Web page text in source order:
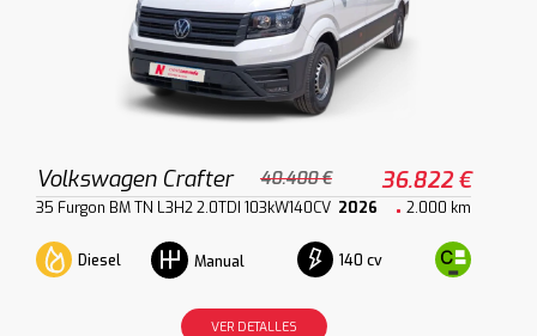
Volkswagen Crafter 40.400 € 36.822 €
35 Furgon BM TN L3H2 2.0TDI 103kW140CV 2026 2.000 km
Diesel Manual 140 cv
VER DETALLES